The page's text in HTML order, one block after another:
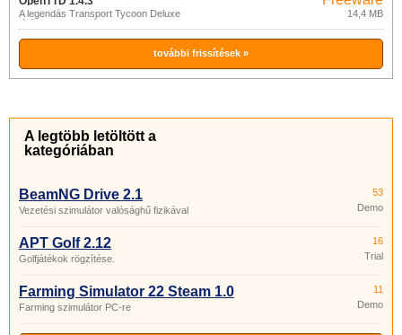
A legendás Transport Tycoon Deluxe
játék sok fejlesztéssel.
14,4 MB
további frissítések »
A legtöbb letöltött a
kategóriában
BeamNG Drive 2.1
Vezetési szimulátor valósághű fizikával
53
Demo
APT Golf 2.12
Golfjátékok rögzítése.
16
Trial
Farming Simulator 22 Steam 1.0
Farming szimulátor PC-re
11
Demo